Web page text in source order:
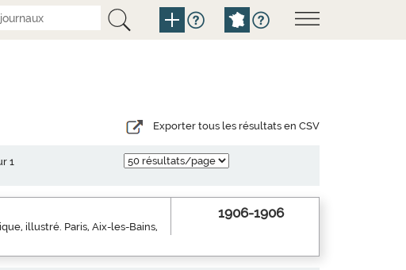
Exporter tous les résultats en CSV
1
illustré. Paris, Aix-les-Bains,
1906-1906